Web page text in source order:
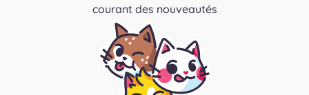
courant des nouveautés